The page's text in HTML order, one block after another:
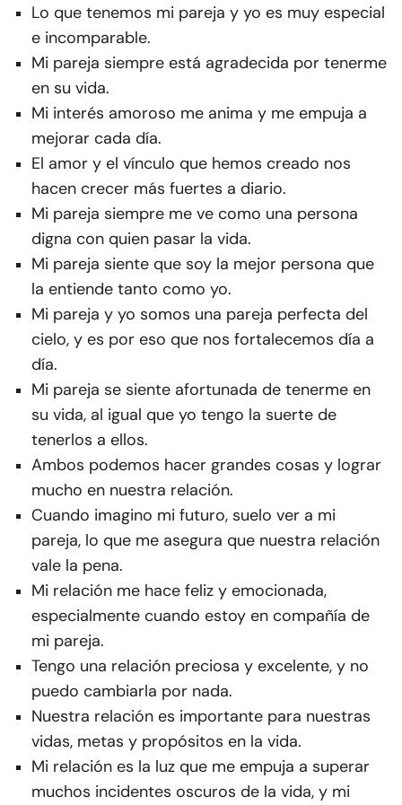
Lo que tenemos mi pareja y yo es muy especial
e incomparable.
Mi pareja siempre está agradecida por tenerme
en su vida.
Mi interés amoroso me anima y me empuja a
mejorar cada día.
El amor y el vínculo que hemos creado nos
hacen crecer más fuertes a diario.
Mi pareja siempre me ve como una persona
digna con quien pasar la vida.
Mi pareja siente que soy la mejor persona que
la entiende tanto como yo.
Mi pareja y yo somos una pareja perfecta del
cielo, y es por eso que nos fortalecemos día a
día.
Mi pareja se siente afortunada de tenerme en
su vida, al igual que yo tengo la suerte de
tenerlos a ellos.
Ambos podemos hacer grandes cosas y lograr
mucho en nuestra relación.
Cuando imagino mi futuro, suelo ver a mi
pareja, lo que me asegura que nuestra relación
vale la pena.
Mi relación me hace feliz y emocionada,
especialmente cuando estoy en compañía de
mi pareja.
Tengo una relación preciosa y excelente, y no
puedo cambiarla por nada.
Nuestra relación es importante para nuestras
vidas, metas y propósitos en la vida.
Mi relación es la luz que me empuja a superar
muchos incidentes oscuros de la vida, y mi